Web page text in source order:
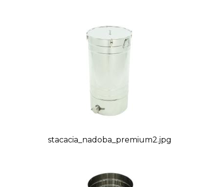
stacacia_nadoba_premium2.jpg